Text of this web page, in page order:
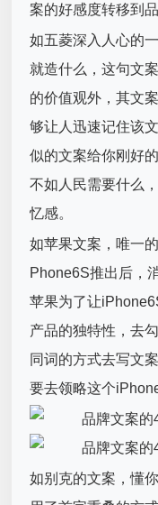
案的好感度转移到品
如五菱深入人心的
就造什么，这句文
的价值观外，其文
够让人迅速记住该
似的文案给你刚好
不如人民需要什么
忆感。
如苹果文案，唯一
Phone6S推出后，
苹果为了让
产品的独特性，去
同词的方式去写文
要去领略这个
如别克的文案，懂